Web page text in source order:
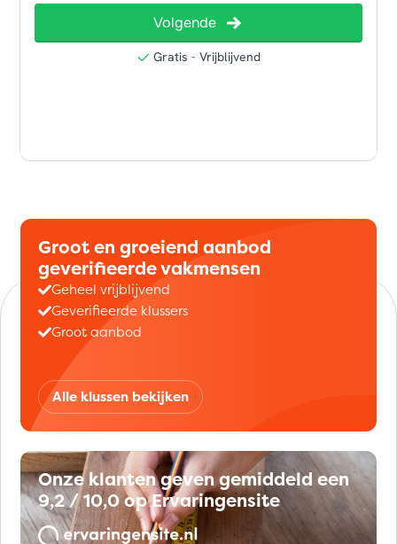
Groot en groeiend aanbod
geverifieerde vakmensen
Geheel vrijblijvend
Geverifieerde klussers
Groot aanbod
Alle klussen bekijken
Onze klanten geven gemiddeld een
9,2 / 10,0 op Ervaringensite